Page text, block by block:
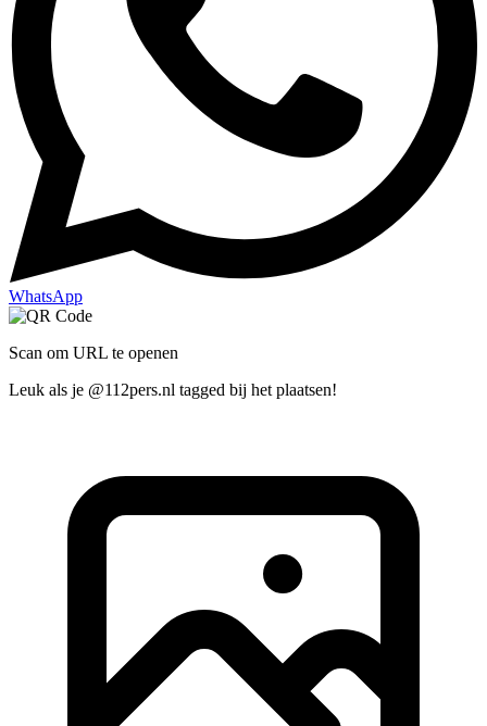
WhatsApp
Scan om URL te openen
Leuk als je @112pers.nl tagged bij het plaatsen!